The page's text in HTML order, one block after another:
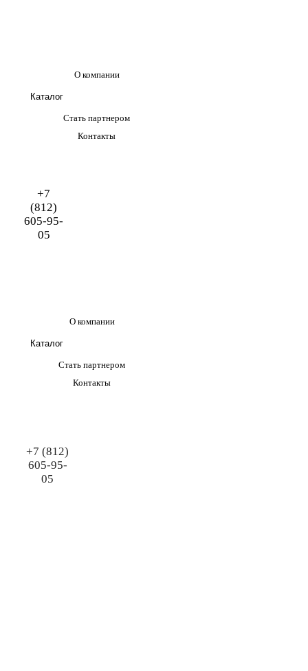
О компании
Каталог
Стать партнером
Контакты
+7
(812)
605-95-
05
О компании
Каталог
Стать партнером
Контакты
+7 (812)
605-95-
05